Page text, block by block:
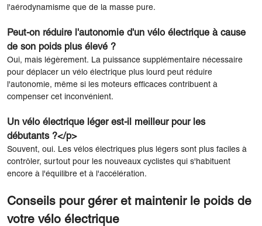
l'aérodynamisme que de la masse pure.
Peut-on réduire l'autonomie d'un vélo électrique à cause
de son poids plus élevé ?
Oui, mais légèrement. La puissance supplémentaire nécessaire
pour déplacer un vélo électrique plus lourd peut réduire
l'autonomie, même si les moteurs efficaces contribuent à
compenser cet inconvénient.
Un vélo électrique léger est-il meilleur pour les
débutants ?</p>
Souvent, oui. Les vélos électriques plus légers sont plus faciles à
contrôler, surtout pour les nouveaux cyclistes qui s'habituent
encore à l'équilibre et à l'accélération.
Conseils pour gérer et maintenir le poids de
votre vélo électrique